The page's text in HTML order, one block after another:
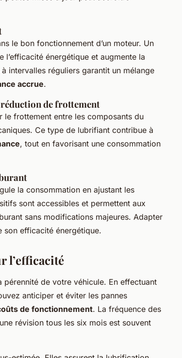
le bon fonctionnement d’un moteur. Un
énergétique et augmente la
intervalles réguliers garantit un mélange
accrue.
de frottement
le frottement entre les composants du
Ce type de lubrifiant contribue à
, tout en favorisant une consommation
la consommation en ajustant les
sont accessibles et permettent aux
sans modifications majeures. Adapter
efficacité énergétique.
l’efficacité
de votre véhicule. En effectuant
anticiper et éviter les pannes
de fonctionnement. La fréquence des
révision tous les six mois est souvent